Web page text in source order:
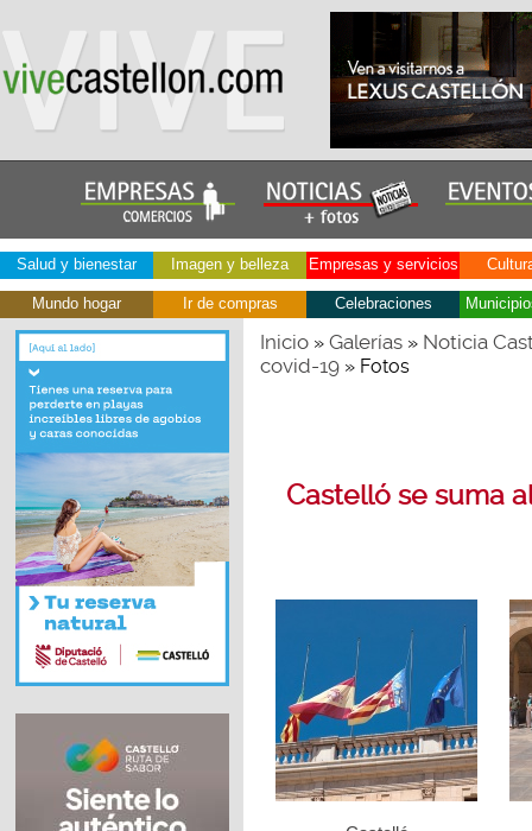
Salud y bienestar Imagen y belleza Empresas y servicios
Mundo hogar Ir de compras Celebraciones
Inicio» Galerías» Noticia
covid-19» Fotos
Castelló se suma